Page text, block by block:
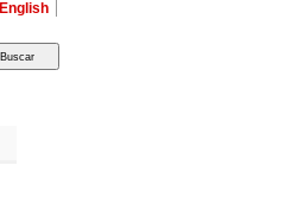
English